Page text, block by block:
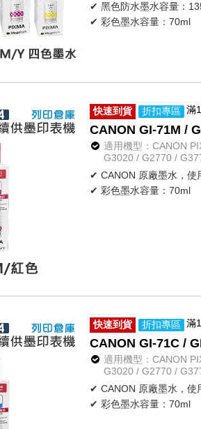
✔ 黑色防水墨水容量：
✔ 彩色墨水容量：70ml
快速到貨 折扣專區 滿
CANON GI-71M /
適用機型：CANON
G3020 / G2770 /
✔ CANON 原廠墨水，使
✔ 彩色墨水容量：70ml
快速到貨 折扣專區 滿
CANON GI-71C /
適用機型：CANON
G3020 / G2770 /
✔ CANON 原廠墨水，使
✔ 彩色墨水容量：70ml